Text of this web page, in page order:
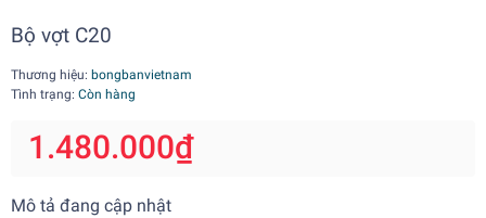
Bộ vợt C20
Thương hiệu: bongbanvietnam
Tình trạng: Còn hàng
1.480.000₫
Mô tả đang cập nhật